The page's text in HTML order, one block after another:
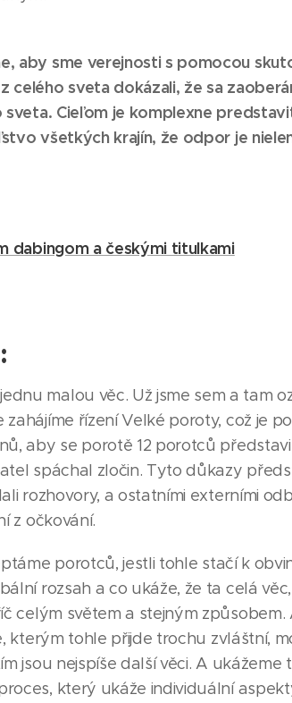
aby sme verejnosti s pomocou
celého sveta dokázali, že sa
sveta. Cieľom je komplexne
všetkých krajín, že odpor je
dabingom a českými titulkami
malou věc. Už jsme sem a tam
řízení Velké poroty, což je
aby se porotě 12 porotců
spáchal zločin. Tyto důkazy
rozhovory, a ostatními externími
z očkování.
porotců, jestli tohle stačí k
rozsah a co ukáže, že ta celá
celým světem a stejným
kterým tohle přijde trochu zvláštní,
jsou nejspíše další věci. A ukážeme
který ukáže individuální